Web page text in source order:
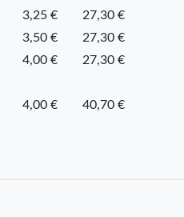
3,25 €
27,30 €
3,50 €
27,30 €
4,00 €
27,30 €
4,00 € 40,70 €